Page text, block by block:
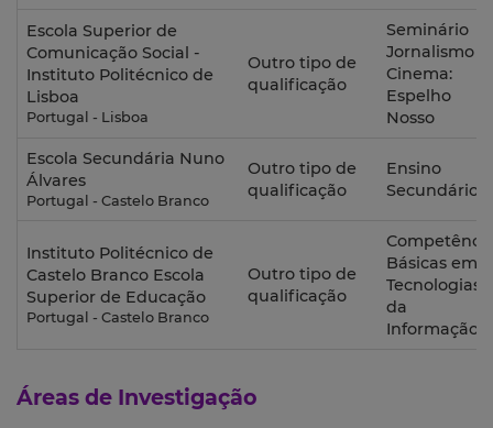
Escola Superior de
Comunicação Social -
Instituto Politécnico de
Lisboa
Portugal - Lisboa
Outro tipo de
qualificação
Seminário
Jornalismo e
Cinema:
Espelho
Nosso
Escola Secundária Nuno
Álvares
Portugal - Castelo Branco
Outro tipo de
qualificação
Ensino
Secundário
Instituto Politécnico de
Castelo Branco Escola
Superior de Educação
Portugal - Castelo Branco
Outro tipo de
qualificação
Básicas em
Tecnologias
da
Informação
Áreas de Investigação